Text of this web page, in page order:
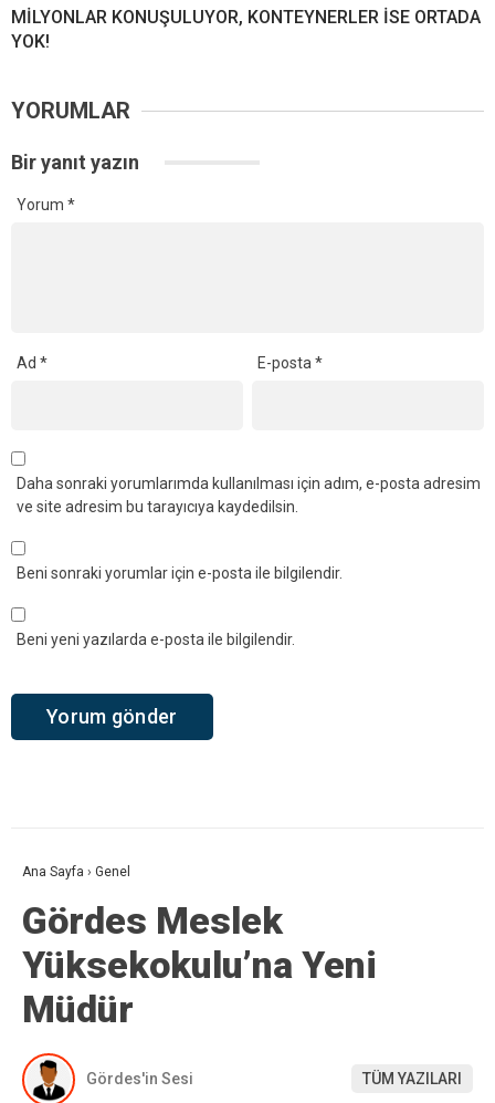
MİLYONLAR KONUŞULUYOR, KONTEYNERLER İSE ORTADA
YOK!
YORUMLAR
Bir yanıt yazın
Yorum *
Ad * E-posta*
Daha sonraki yorumlarımda kullanılması için adım, e-posta adresim
ve site adresim bu tarayıcıya kaydedilsin.
Beni sonraki yorumlar için e-posta ile bilgilendir.
Beni yeni yazılarda e-posta ile bilgilendir.
Ana Sayfa › Genel
Gördes Meslek
Yüksekokulu’na Yeni
Müdür
Gördes'in Sesi TÜM YAZILARI